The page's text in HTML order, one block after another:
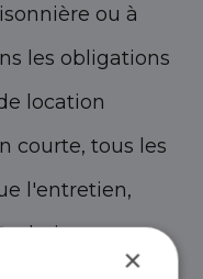
ou à
les obligations
location
courte, tous les
l'entretien,
sont
×